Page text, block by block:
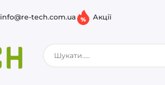
info@re-tech.com.ua Акції